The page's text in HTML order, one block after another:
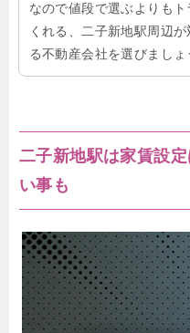
なので値段で選ぶよりも
くれる、二子新地駅周辺
る不動産会社を選びましょ
二子新地駅は家賃設
い事も